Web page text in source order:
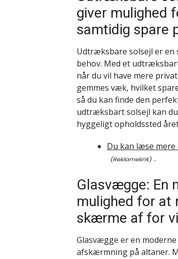
giver mulighed
samtidig spare
Udtræksbare solsejl er
behov. Med et
når du vil have mere
gemmes væk, hvilket
så du kan finde den
udtræksbart solsejl kan
hyggeligt opholdssted
Du kan læse
.
Glasvægge: En
mulighed for at
skærme af for
Glasvægge er en
afskærmning på altaner.